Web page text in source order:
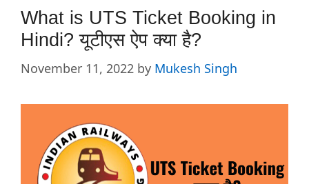
What is UTS Ticket Booking in
Hindi? यूटीएस ऐप क्या है?
November 11, 2022 by Mukesh Singh